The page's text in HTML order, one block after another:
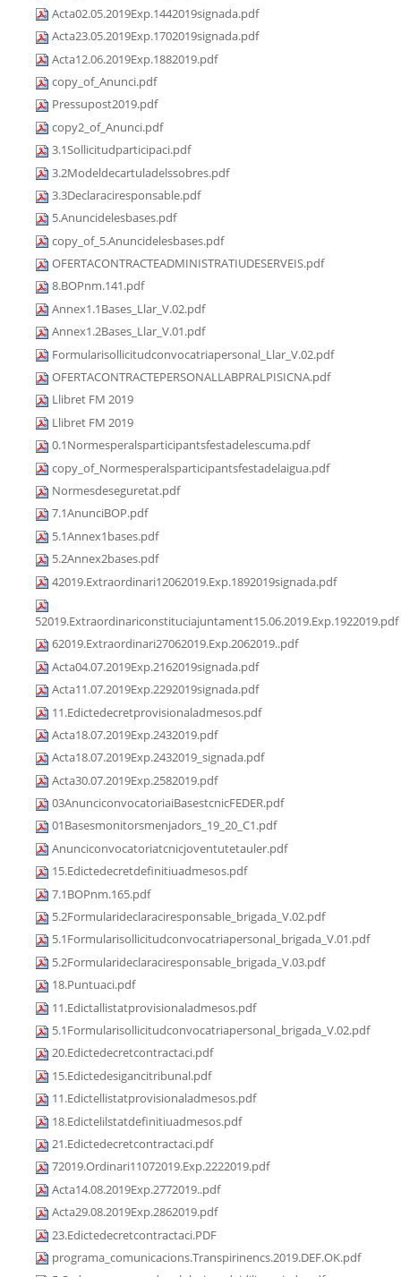
Acta02.05.2019Exp.1442019signada.pdf
Acta23.05.2019Exp.1702019signada.pdf
Acta12.06.2019Exp.1882019.pdf
copy_of_Anunci.pdf
Pressupost2019.pdf
copy2_of_Anunci.pdf
3.1Sollicitudparticipaci.pdf
3.2Modeldecartuladelssobres.pdf
3.3Declaraciresponsable.pdf
5.Anuncidelesbases.pdf
copy_of_5.Anuncidelesbases.pdf
OFERTACONTRACTEADMINISTRATIUDESERVEIS.pdf
8.BOPnm.141.pdf
Annex1.1Bases_Llar_V.02.pdf
Annex1.2Bases_Llar_V.01.pdf
Formularisollicitudconvocatriapersonal_Llar_V.02.pdf
OFERTACONTRACTEPERSONALLABPRALPISICNA.pdf
Llibret FM 2019
Llibret FM 2019
0.1Normesperalsparticipantsfestadelescuma.pdf
copy_of_Normesperalsparticipantsfestadelaigua.pdf
Normesdeseguretat.pdf
7.1AnunciBOP.pdf
5.1Annex1bases.pdf
5.2Annex2bases.pdf
42019.Extraordinari12062019.Exp.1892019signada.pdf
52019.Extraordinariconstituciajuntament15.06.2019.Exp.1922019.pdf
62019.Extraordinari27062019.Exp.2062019..pdf
Acta04.07.2019Exp.2162019signada.pdf
Acta11.07.2019Exp.2292019signada.pdf
11.Edictedecretprovisionaladmesos.pdf
Acta18.07.2019Exp.2432019.pdf
Acta18.07.2019Exp.2432019_signada.pdf
Acta30.07.2019Exp.2582019.pdf
03AnunciconvocatoriaiBasestcnicFEDER.pdf
01Basesmonitorsmenjadors_19_20_C1.pdf
Anunciconvocatoriatcnicjoventutetauler.pdf
15.Edictedecretdefinitiuadmesos.pdf
7.1BOPnm.165.pdf
5.2Formularideclaraciresponsable_brigada_V.02.pdf
5.1Formularisollicitudconvocatriapersonal_brigada_V.01.pdf
5.2Formularideclaraciresponsable_brigada_V.03.pdf
18.Puntuaci.pdf
11.Edictallistatprovisionaladmesos.pdf
5.1Formularisollicitudconvocatriapersonal_brigada_V.02.pdf
20.Edictedecretcontractaci.pdf
15.Edictedesigancitribunal.pdf
11.Edictellistatprovisionaladmesos.pdf
18.Edictelilstatdefinitiuadmesos.pdf
21.Edictedecretcontractaci.pdf
72019.Ordinari11072019.Exp.2222019.pdf
Acta14.08.2019Exp.2772019..pdf
Acta29.08.2019Exp.2862019.pdf
23.Edictedecretcontractaci.PDF
programa_comunicacions.Transpirinencs.2019.DEF.OK.pdf